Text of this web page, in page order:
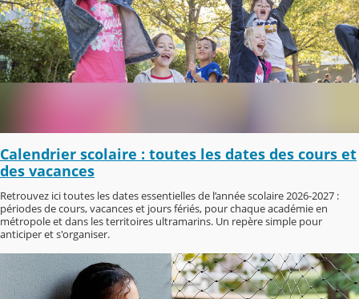
Calendrier scolaire : toutes les dates des cours et
des vacances
Retrouvez ici toutes les dates essentielles de l’année scolaire 2026-2027 :
périodes de cours, vacances et jours fériés, pour chaque académie en
métropole et dans les territoires ultramarins. Un repère simple pour
anticiper et s'organiser.